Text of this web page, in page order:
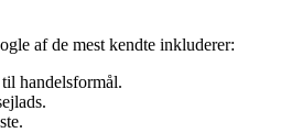
af de mest kendte inkluderer:
handelsformål.